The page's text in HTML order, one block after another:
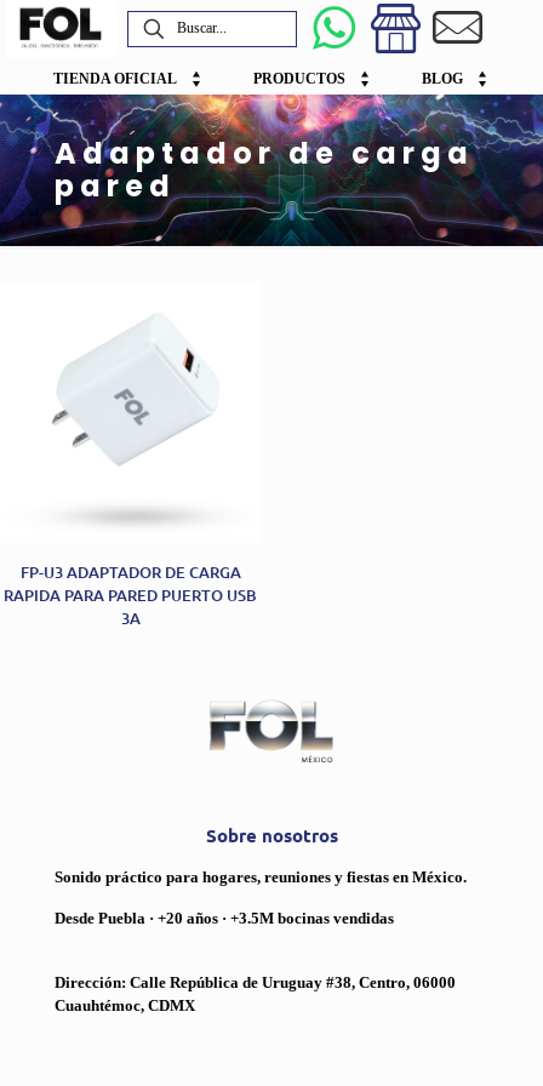
TIENDA OFICIAL PRODUCTOS BLOG
Adaptador de carga
pared
FP-U3 ADAPTADOR DE CARGA
RAPIDA PARA PARED PUERTO USB
3A
Sobre nosotros
Sonido práctico para hogares, reuniones y fiestas en México.
Desde Puebla · +20 años · +3.5M bocinas vendidas
Dirección: Calle República de Uruguay #38, Centro, 06000
Cuauhtémoc, CDMX